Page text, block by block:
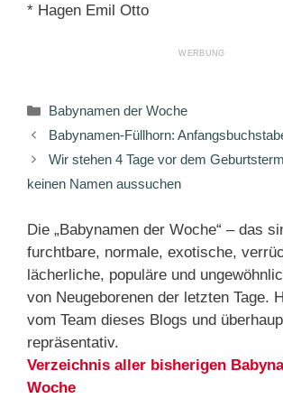
* Hagen Emil Otto
Kategorien
Babynamen der Woche
Babynamen-Füllhorn:
Wir stehen 4 Tage vor dem
keinen Namen aussuchen
Die „Babynamen der Woche“ – das
furchtbare, normale, exotische,
lächerliche, populäre und
von Neugeborenen der letzten Tage.
vom Team dieses Blogs und
repräsentativ.
Verzeichnis aller bisherigen
Woche